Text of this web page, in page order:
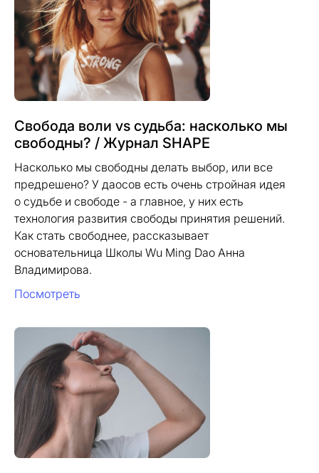
Свобода воли vs судьба: насколько мы
свободны? / Журнал SHAPE
Насколько мы свободны делать выбор, или все
предрешено? У даосов есть очень стройная идея
о судьбе и свободе - а главное, у них есть
технология развития свободы принятия решений.
Как стать свободнее, рассказывает
основательница Школы Wu Ming Dao Анна
Владимирова.
Посмотреть